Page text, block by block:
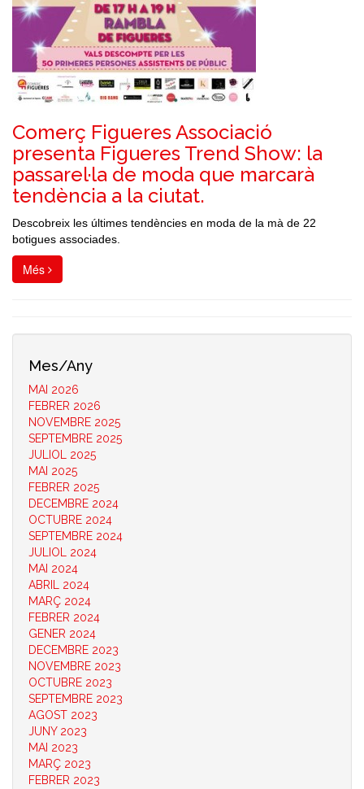
Comerç Figueres Associació
presenta Figueres Trend Show: la
passarel·la de moda que marcarà
tendència a la ciutat.
Descobreix les últimes tendències en moda de la mà de 22
botigues associades.
Més
Mes/Any
MAI 2026
FEBRER 2026
NOVEMBRE 2025
SEPTEMBRE 2025
JULIOL 2025
MAI 2025
FEBRER 2025
DECEMBRE 2024
OCTUBRE 2024
SEPTEMBRE 2024
JULIOL 2024
MAI 2024
ABRIL 2024
MARÇ 2024
FEBRER 2024
GENER 2024
DECEMBRE 2023
NOVEMBRE 2023
OCTUBRE 2023
SEPTEMBRE 2023
AGOST 2023
JUNY 2023
MAI 2023
MARÇ 2023
FEBRER 2023